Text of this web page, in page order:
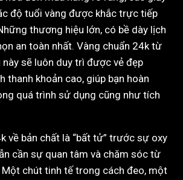
độ tuổi vàng được khắc trực tiếp
thương hiệu lớn, có bề dày lịch
an toàn nhất. Vàng chuẩn 24k từ
sẽ luôn duy trì được vẻ đẹp
thanh khoản cao, giúp bạn hoàn
quá trình sử dụng cũng như tích
về bản chất là “bất tử” trước sự oxy
cần sự quan tâm và chăm sóc từ
Một chút tinh tế trong cách đeo, một